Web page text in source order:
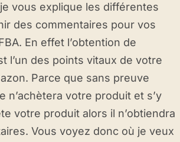
vous explique les différentes
des commentaires pour vos
En effet l’obtention de
l’un des points vitaux de votre
Parce que sans preuve
n’achètera votre produit et s’y
votre produit alors il n’obtiendra
Vous voyez donc où je veux